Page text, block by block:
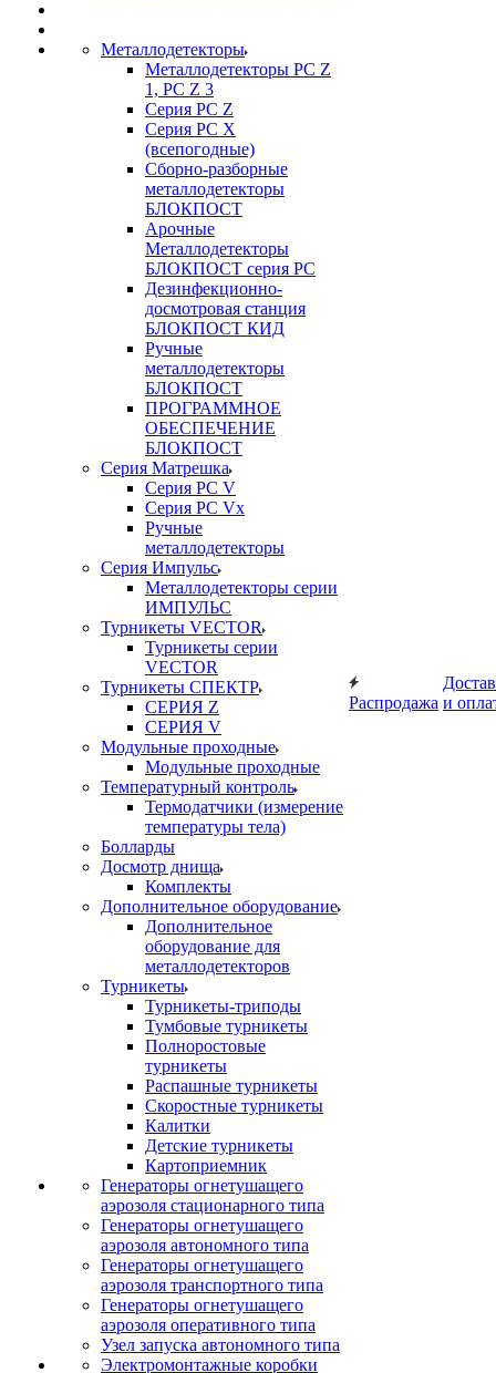
Металлодетекторы
Металлодетекторы РС Z
1, PC Z 3
Серия РС Z
Серия РС X
(всепогодные)
Сборно-разборные
металлодетекторы
БЛОКПОСТ
Арочные
Металлодетекторы
БЛОКПОСТ серия РС
Дезинфекционно-
досмотровая станция
БЛОКПОСТ КИД
Ручные
металлодетекторы
БЛОКПОСТ
ПРОГРАММНОЕ
ОБЕСПЕЧЕНИЕ
БЛОКПОСТ
Серия Матрешка
Серия PC V
Серия PC Vx
Ручные
металлодетекторы
Серия Импульс
Металлодетекторы серии
ИМПУЛЬС
Турникеты VECTOR
Турникеты серии
VECTOR
Турникеты СПЕКТР
СЕРИЯ Z
СЕРИЯ V
Модульные проходные
Модульные проходные
Температурный контроль
Термодатчики (измерение
температуры тела)
Болларды
Досмотр днища
Комплекты
Дополнительное оборудование
Дополнительное
оборудование для
металлодетекторов
Турникеты
Турникеты-триподы
Тумбовые турникеты
Полноростовые
турникеты
Распашные турникеты
Скоростные турникеты
Калитки
Детские турникеты
Картоприемник
Генераторы огнетушащего
аэрозоля стационарного типа
Генераторы огнетушащего
аэрозоля автономного типа
Генераторы огнетушащего
аэрозоля транспортного типа
Генераторы огнетушащего
аэрозоля оперативного типа
Узел запуска автономного типа
Электромонтажные коробки
Распродажа и